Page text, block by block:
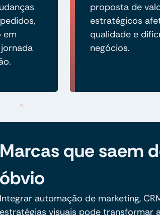
em
proposta de
estratégicos
qualidade e
negócios.
Marcas que saem
óbvio
Integrar automação de marketing,
estratégias visuais pode transformar